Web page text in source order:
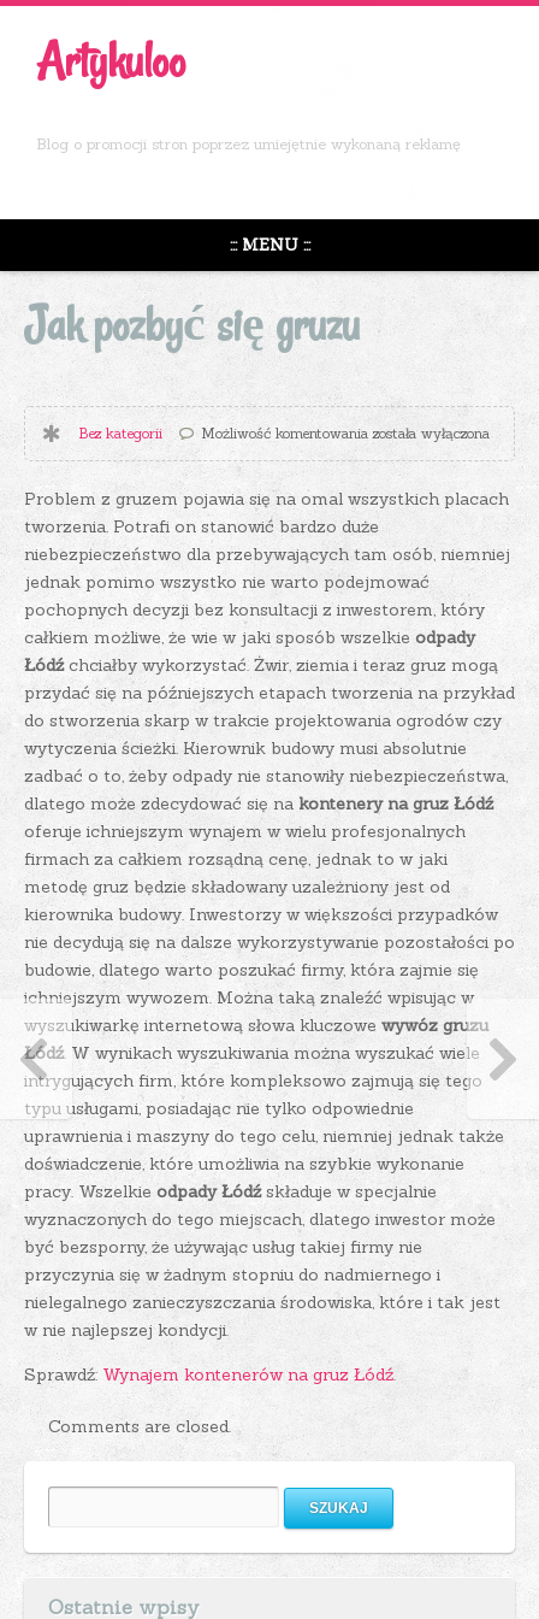
Artykuloo
Blog o promocji stron poprzez umiejętnie wykonaną reklamę
::: MENU :::
Jak pozbyć się gruzu
Bez kategorii Możliwość komentowaniaJak pozbyć się gruzu
została wyłączona
Problem z gruzem pojawia się na omal wszystkich placach
tworzenia. Potrafi on stanowić bardzo duże
niebezpieczeństwo dla przebywających tam osób, niemniej
jednak pomimo wszystko nie warto podejmować
pochopnych decyzji bez konsultacji z inwestorem, który
całkiem możliwe, że wie w jaki sposób wszelkie odpady
Łódźchciałby wykorzystać.Żwir, ziemia i teraz gruz mogą
przydać się na późniejszych etapach tworzenia na przykład
do stworzenia skarp w trakcie projektowania ogrodów czy
wytyczenia ścieżki. Kierownik budowy musi absolutnie
zadbać o to, żeby odpady nie stanowiły niebezpieczeństwa,
dlatego może zdecydować się na kontenery na gruz Łódź
oferuje ichniejszym wynajem w wielu profesjonalnych
firmach za całkiem rozsądną cenę, jednak to w jaki
metodę gruz będzie składowany uzależniony jest od
kierownika budowy. Inwestorzy w większości przypadków
nie decydują się na dalsze wykorzystywanie pozostałości po
budowie, dlatego warto poszukać firmy, która zajmie się
ichniejszym wywozem. Można taką znaleźć wpisując w
wyszukiwarkę internetową słowa kluczowe wywóz gruzu
Łódź. W wynikach wyszukiwania można wyszukać wiele
intrygujących firm, które kompleksowo zajmują się tego
typu usługami, posiadając nie tylko odpowiednie
uprawnienia i maszyny do tego celu, niemniej jednak także
doświadczenie, które umożliwia na szybkie wykonanie
pracy. Wszelkie odpady Łódźskładuje w specjalnie
wyznaczonych do tego miejscach, dlatego inwestor może
być bezsporny, że używając usług takiej firmy nie
przyczynia się w żadnym stopniu do nadmiernego i
nielegalnego zanieczyszczania środowiska, które i tak jest
w nie najlepszej kondycji.
Sprawdź: Wynajem kontenerów na gruz Łódź.
Comments are closed.
Ostatnie wpisy